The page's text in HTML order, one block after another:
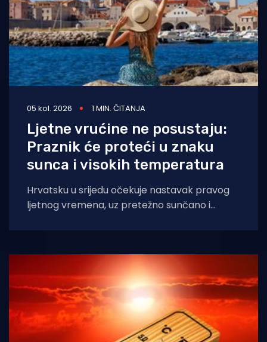
05 kol. 2026 1 MIN. ČITANJA
Ljetne vrućine ne posustaju:
Praznik će proteći u znaku
sunca i visokih temperatura
Hrvatsku u srijedu očekuje nastavak pravog
ljetnog vremena, uz pretežno sunčano i
na Jadranu